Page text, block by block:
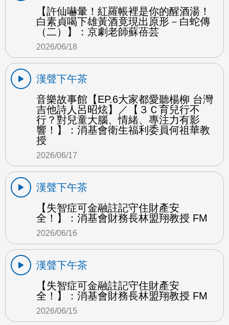
【許仙嚇暈！紅羅帳裡是你的醒酒湯！
白素貞喝下雄黃酒竟現出原形－白蛇傳
（二）】：京劇老師蘇蓓芸
2026/06/18
漢聲下午茶
音樂故事館【EP.6大家都愛聽楊柳 台灣
吉他詩人呂昭炫】／【３Ｃ育兒行不
行？對兒童大腦、情緒、專注力有影
響！】：消基會衛生福利委員何祖華教
授
2026/06/17
漢聲下午茶
【失智症可金融註記守住財產安
全！】：消基會財務長林盟翔教授 FM
2026/06/16
漢聲下午茶
【失智症可金融註記守住財產安
全！】：消基會財務長林盟翔教授 FM
2026/06/15